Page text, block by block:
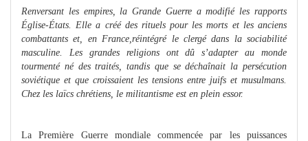
Renversant les empires, la Grande Guerre a modifié les rapports
Église-États. Elle a créé des rituels pour les morts et les anciens
combattants et, en France,réintégré le clergé dans la sociabilité
masculine. Les grandes religions ont dû s’adapter au monde
tourmenté né des traités, tandis que se déchaînait la persécution
soviétique et que croissaient les tensions entre juifs et musulmans.
Chez les laïcs chrétiens, le militantisme est en plein essor.
La Première Guerre mondiale commencée par les puissances